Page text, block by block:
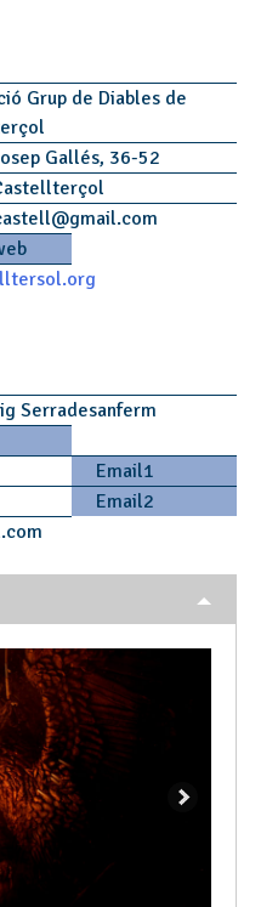
Grup de Diables de
Gallés, 36-52
@gmail.com
Serradesanferm
Email1
Email2